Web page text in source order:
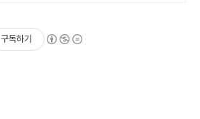
구독하기